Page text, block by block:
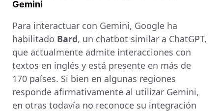
Gemini
Para interactuar con Gemini, Google ha
habilitado Bard, un chatbot similar a ChatGPT,
que actualmente admite interacciones con
textos en inglés y está presente en más de
170 países. Si bien en algunas regiones
responde afirmativamente al utilizar Gemini,
en otras todavía no reconoce su integración